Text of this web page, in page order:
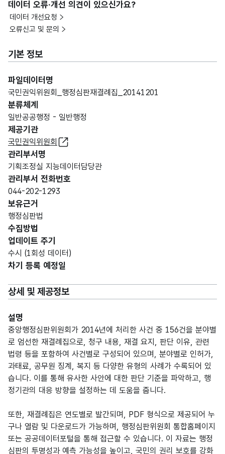
데이터 오류·개선 의견이 있으신가요?
데이터 개선요청
오류신고 및 문의
기본 정보
파일데이터명
국민권익위원회_행정심판재결례집_20141201
분류체계
일반공공행정 - 일반행정
제공기관
국민권익위원회
관리부서명
기획조정실 지능데이터담당관
관리부서 전화번호
044-202-1293
보유근거
행정심판법
수집방법
업데이트 주기
수시 (1회성 데이터)
차기 등록 예정일
상세 및 제공정보
설명
중앙행정심판위원회가 2014년에 처리한 사건 중 156건을 분야별
로 엄선한 재결례집으로, 청구 내용, 재결 요지, 판단 이유, 관련
법령 등을 포함하여 사건별로 구성되어 있으며, 분야별로 인허가,
과태료, 공무원 징계, 복지 등 다양한 유형의 사례가 수록되어 있
습니다. 이를 통해 유사한 사안에 대한 판단 기준을 파악하고, 행
정기관의 대응 방향을 설정하는 데 도움을 줍니다.
또한, 재결례집은 연도별로 발간되며, PDF 형식으로 제공되어 누
구나 열람 및 다운로드가 가능하며, 행정심판위원회 통합홈페이지
또는 공공데이터포털을 통해 접근할 수 있습니다. 이 자료는 행정
심판의 투명성과 예측 가능성을 높이고, 국민의 권리 보호를 강화